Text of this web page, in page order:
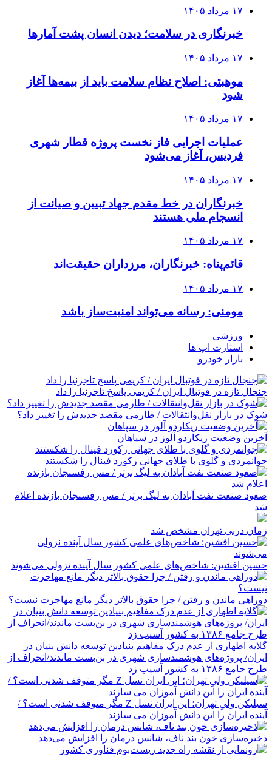
۱۷ مرداد ۱۴۰۵
خبرنگاری در سلامت؛ دیدن انسان پشت آمارها
۱۷ مرداد ۱۴۰۵
موهبتی: اصلاح نظام سلامت باید از بیمه‌ها آغاز
شود
۱۷ مرداد ۱۴۰۵
عملیات اجرایی فاز نخست پروژه قطار شهری
فردیس، آغاز می‌شود
۱۷ مرداد ۱۴۰۵
خبرنگاران در خط مقدم جهاد تبیین و صیانت از
انسجام ملی هستند
۱۷ مرداد ۱۴۰۵
قائم‌پناه: ‏خبرنگاران، مرزداران حقیقت‌اند
۱۷ مرداد ۱۴۰۵
مومنی: رسانه می‌تواند امنیت‌ساز باشد
ورزشی
استارت اپ ها
بازار خودرو
جنجال تازه در فوتبال ایران / کریمی پاسخ تاجرنیا را داد
شوک در بازار نقل‌وانتقالات / طارمی مقصد جدیدش را تغییر داد؟
آخرین وضعیت ریکاردو آلوز در سپاهان
جوانمردی و گلوی با طلای جهانی رکورد فینال را شکستند
صعود صنعت نفت آبادان به لیگ برتر / مس رفسنجان بازنده اعلام
شد
زمان دربی تهران مشخص شد
حسین افشین: شاخص‌های علمی کشور سال آینده نزولی می‌شوند
دوراهی ماندن و رفتن / چرا حقوق بالاتر دیگر مانع مهاجرت نیست؟
گلایه اطهاری از عدم درک مفاهیم بنیادین توسعه دانش بنیان در
ایران/ پروژه‌های هوشمندسازی شهری در بن‌بست ماندند/انحراف از
طرح جامع ۱۳۸۶ به کشور آسیب زد
سیلیکن ولیِ تهران؛ این ایران نسل Z مگر متوقف شدنی است؟ /
آینده ایران را این دانش آموزان می سازند
ذخیره‌سازی خون بند ناف، شانس درمان را افزایش می‌دهد